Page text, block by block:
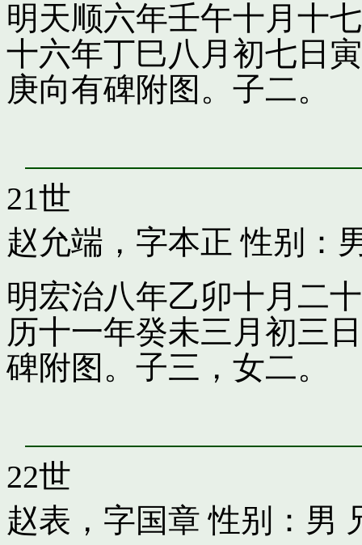
明天顺六年壬午十月十
十六年丁巳八月初七日
庚向有碑附图。子二。
21世
赵允端，字本正 性别：
明宏治八年乙卯十月二
历十一年癸未三月初三
碑附图。子三，女二。
22世
赵表，字国章 性别：男